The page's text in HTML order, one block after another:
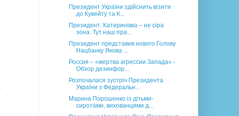
Президент України здійснить візити
до Кувейту та К...
Президент: Катеринівка – не сіра
зона. Тут наш пра...
Президент представив нового Голову
Нацбанку Якова ...
Россия – «жертва агрессии Запада» -
Обзор дезинфор...
Розпочалася зустріч Президента
України з Федеральн...
Марина Порошенко із дітьми-
сиротами, вихованцями д...